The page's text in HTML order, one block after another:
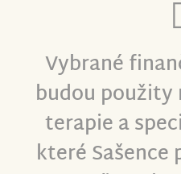
Vybrané
budou použity
terapie a
které Sašence